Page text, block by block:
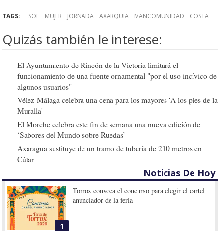
TAGS: SOL MUJER JORNADA AXARQUIA MANCOMUNIDAD COSTA
Quizás también le interese:
El Ayuntamiento de Rincón de la Victoria limitará el
funcionamiento de una fuente ornamental "por el uso incívico de
algunos usuarios"
Vélez-Málaga celebra una cena para los mayores 'A los pies de la
Muralla'
El Morche celebra este fin de semana una nueva edición de
‘Sabores del Mundo sobre Ruedas’
Axaragua sustituye de un tramo de tubería de 210 metros en
Cútar
Noticias De Hoy
1
Torrox convoca el concurso para elegir el cartel
anunciador de la feria